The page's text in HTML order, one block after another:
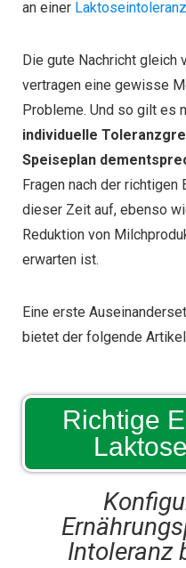
an einer Laktoseintoleranz
Die gute Nachricht
vertragen eine gewisse
Probleme. Und so gilt es
individuelle
Speiseplan
Fragen nach der richtigen
dieser Zeit auf, ebenso
Reduktion von
erwarten ist.
Eine erste
bietet der folgende
Richtige
Intoleranz